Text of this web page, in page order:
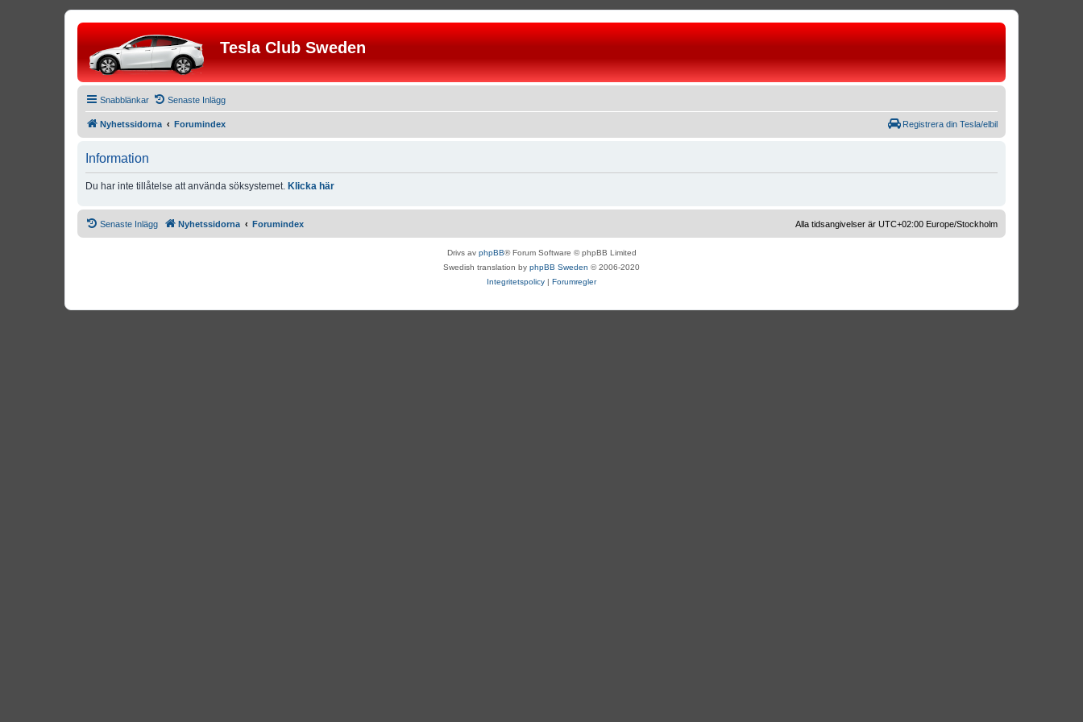
Tesla Club Sweden
Snabblänkar Senaste Inlägg
Nyhetssidorna Forumindex Registrera din Tesla/elbil
Information
Du har inte tillåtelse att använda söksystemet. Klicka här
Senaste Inlägg Nyhetssidorna Forumindex Alla tidsangivelser är UTC+02:00 Europe/Stockholm
Drivs av phpBB® Forum Software © phpBB Limited
Swedish translation by phpBB Sweden © 2006-2020
Integritetspolicy | Forumregler